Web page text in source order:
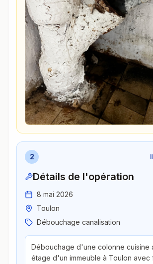
2
Détails de l'opération
8 mai 2026
Toulon
Débouchage canalisation
Débouchage d'une colonne cuisine
étage d'un immeuble à Toulon avec